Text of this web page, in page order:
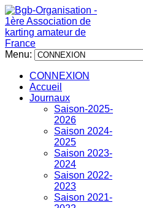
Menu:
CONNEXION
Accueil
Journaux
Saison-2025-
2026
Saison 2024-
2025
Saison 2023-
2024
Saison 2022-
2023
Saison 2021-